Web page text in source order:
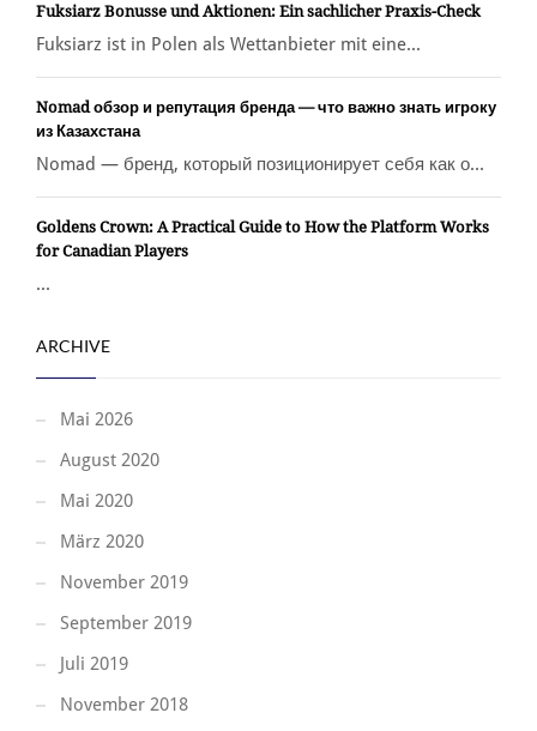
Fuksiarz Bonusse und Aktionen: Ein sachlicher Praxis-Check
Fuksiarz ist in Polen als Wettanbieter mit eine...
Nomad обзор и репутация бренда — что важно знать игроку
из Казахстана
Nomad — бренд, который позиционирует себя как о...
Goldens Crown: A Practical Guide to How the Platform Works
for Canadian Players
...
ARCHIVE
Mai 2026
August 2020
Mai 2020
März 2020
November 2019
September 2019
Juli 2019
November 2018